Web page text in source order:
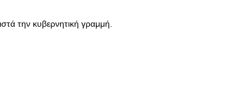
την κυβερνητική γραμμή.